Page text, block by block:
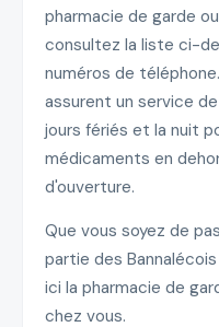
pharmacie de garde
consultez la liste ci-
numéros de
assurent un service
jours fériés et la nuit
médicaments en
d'ouverture.
Que vous soyez de
partie des
ici la pharmacie de
chez vous.